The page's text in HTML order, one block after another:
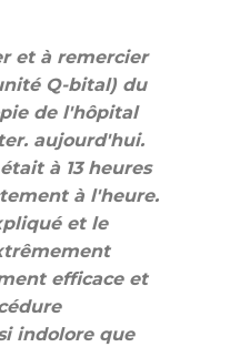
et à remercier
Q-bital) du
de l'hôpital
aujourd'hui.
à 13 heures
à l'heure.
et le
efficace et
indolore que